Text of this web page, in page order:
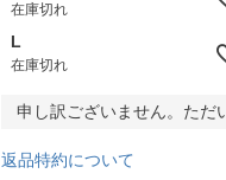
在庫切れ
L
在庫切れ
申し訳ございません。ただ
返品特約について